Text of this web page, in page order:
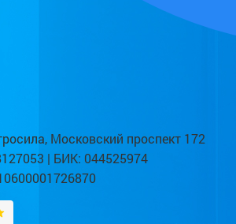
Московский проспект 172
| БИК: 044525974